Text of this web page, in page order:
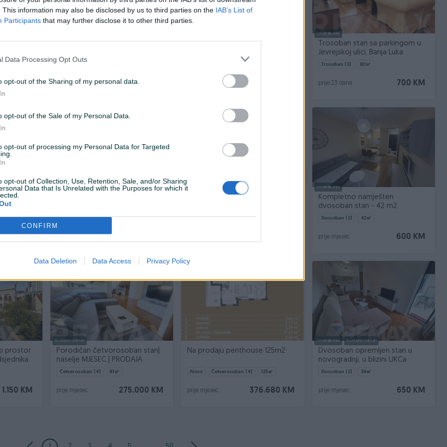
This information may also be disclosed by us to third parties on the IAB’s List of
Participants that may further disclose it to other third parties.
Data Processing Opt Outs
opt-out of the Sharing of my personal data.
opt-out of the Sale of my Personal Data.
opt-out of processing my Personal Data for Targeted
opt-out of Collection, Use, Retention, Sale, and/or Sharing
Data that Is Unrelated with the Purposes for which it
CONFIRM
Data Deletion Data Access Privacy Policy
KM
PENTHOUSE ZA NAJAM -PALATA
Trosoban (3)
3.000 KM
prije 21 dana
Prodaje se dvoiposoban stan
Iznajmljivanje
Trosoban stan sa parkingom u
Jevrejskoj ulici, Banja Luka
Trosoban (3) 80㎡
700 KM
prije 23 dana
KM
500㎡
Iznajmljivanje Dostupno odmah
Dvosoban (2) 31㎡
Iznajmljivanje
Kompletno namješten
dvosoban stan - 42 m2
Dvosoban (2) 42㎡
600 KM
prije mjesec
prostor
1.150 KM
Dostupno odmah
Porodičan četvorosoban stan|
naselje MJESEC | PRODAJA
Četverosoban (4) 81 ㎡
275.000 KM
prije mjesec
Na prodaju penthouse 125m2
Novo Četverosoban (4) 125㎡
376.680 KM
prije mjesec
Iznajmljivanje Dostupno odmah
Dvosoban opremljen stan u
novogradnji, u blizini UKCa
Dvosoban (2) 38㎡
650 KM
prije mjesec